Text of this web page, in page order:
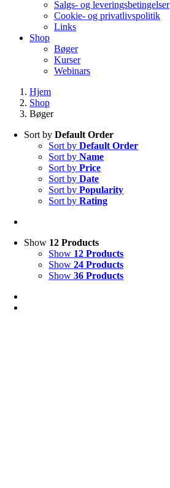
Salgs- og leveringsbetingelser
Cookie- og privatlivspolitik
Links
Shop
Bøger
Kurser
Webinars
Hjem
Shop
Bøger
Sort byDefault Order
Sort byDefault Order
Sort byName
Sort byPrice
Sort byDate
Sort byPopularity
Sort byRating
Show 12 Products
Show 12 Products
Show24 Products
Show36 Products